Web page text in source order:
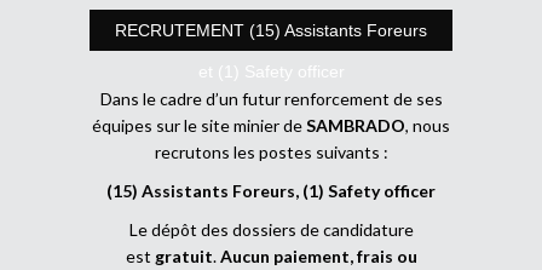
RECRUTEMENT (15) Assistants Foreurs
et (1) Safety officer
Dans le cadre d’un futur renforcement de ses
équipes sur le site minier deSAMBRADO, nous
recrutons les postes suivants :
(15) Assistants Foreurs, (1) Safety officer
Le dépôt des dossiers de candidature
est gratuit.Aucun paiement, frais ou